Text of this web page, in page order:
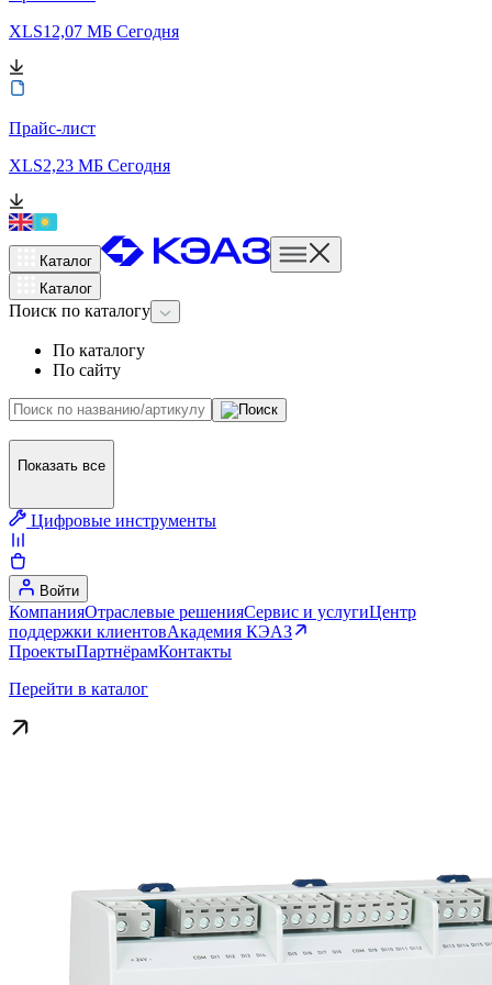
XLS12,07 МБ Сегодня
Прайс-лист
XLS2,23 МБ Сегодня
Каталог
Каталог
Поиск по каталогу
По каталогу
По сайту
Показать все
Цифровые инструменты
Войти
КомпанияОтраслевые решенияСервис и услугиЦентр
поддержки клиентовАкадемия КЭАЗ
ПроектыПартнёрамКонтакты
Перейти в каталог